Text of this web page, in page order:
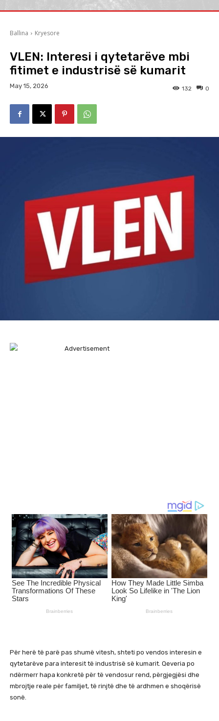
Ballina Kryesore
VLEN: Interesi i qytetarëve mbi
fitimet e industrisë së kumarit
May 15, 2026 0
132
Për herë të parë pas shumë vitesh, shteti po vendos interesin e
qytetarëve para interesit të industrisë së kumarit. Qeveria po
ndërmerr hapa konkretë për të vendosur rend, përgjegjësi dhe
mbrojtje reale për familjet, të rinjtë dhe të ardhmen e shoqërisë
sonë.